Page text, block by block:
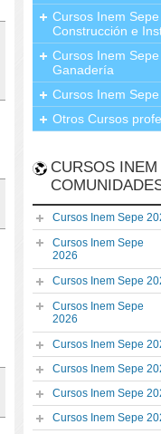
Cursos Inem
Construcción e
Cursos Inem
Ganadería
Cursos Inem
Otros Cursos
CURSOS
Cursos Inem Sepe
Cursos Inem Sepe
2026
Cursos Inem Sepe
Cursos Inem Sepe
2026
Cursos Inem Sepe
Cursos Inem Sepe
Cursos Inem Sepe
Cursos Inem Sepe